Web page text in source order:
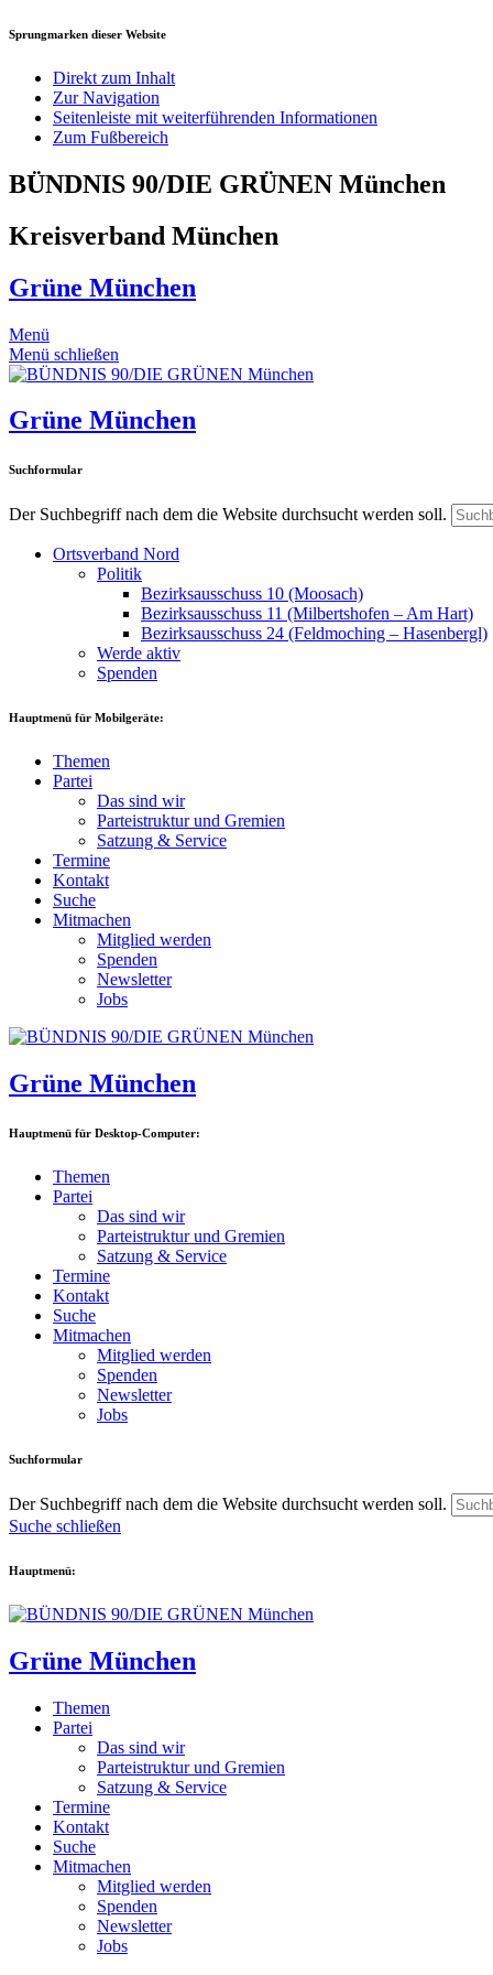
Sprungmarken dieser Website
Direkt zum Inhalt
Zur Navigation
Seitenleiste mit weiterführenden Informationen
Zum Fußbereich
BÜNDNIS 90/DIE GRÜNEN München
Kreisverband München
Grüne München
Menü
Menü schließen
Grüne München
Suchformular
Der Suchbegriff nach dem die Website durchsucht werden soll.
Ortsverband Nord
Politik
Bezirksausschuss 10 (Moosach)
Bezirksausschuss 11 (Milbertshofen – Am Hart)
Bezirksausschuss 24 (Feldmoching – Hasenbergl)
Werde aktiv
Spenden
Hauptmenü für Mobilgeräte:
Themen
Partei
Das sind wir
Parteistruktur und Gremien
Satzung & Service
Termine
Kontakt
Suche
Mitmachen
Mitglied werden
Spenden
Newsletter
Jobs
Grüne München
Hauptmenü für Desktop-Computer:
Themen
Partei
Das sind wir
Parteistruktur und Gremien
Satzung & Service
Termine
Kontakt
Suche
Mitmachen
Mitglied werden
Spenden
Newsletter
Jobs
Suchformular
Der Suchbegriff nach dem die Website durchsucht werden soll.
Suche schließen
Hauptmenü:
Grüne München
Themen
Partei
Das sind wir
Parteistruktur und Gremien
Satzung & Service
Termine
Kontakt
Suche
Mitmachen
Mitglied werden
Spenden
Newsletter
Jobs